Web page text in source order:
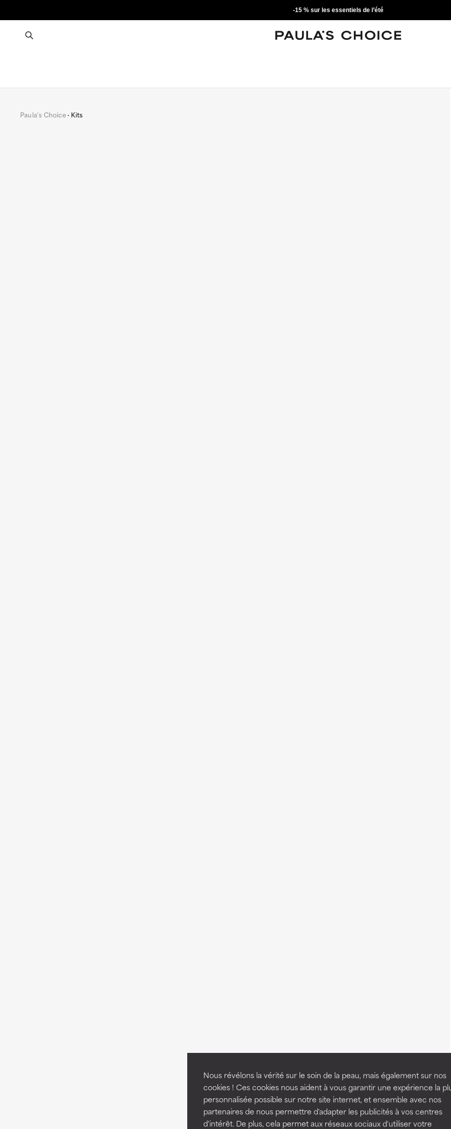
Nous révélons la vérité sur le soin de la peau, mais également sur nos
cookies ! Ces cookies nous aident à vous garantir une expérience la
personnalisée possible sur notre site internet, et ensemble avec nos
partenaires de nous permettre d'adapter les publicités à vos centres
d'intérêt. De plus, cela permet aux réseaux sociaux d'utiliser votre
-15 % sur les essentiels de l’été
Paula's Choice Kits